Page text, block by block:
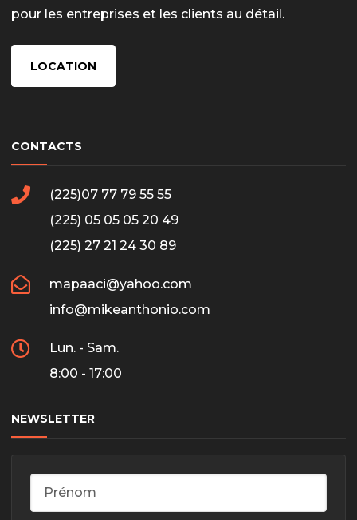
pour les entreprises et les clients au détail.
LOCATION
CONTACTS
(225)07 77 79 55 55
(225) 05 05 05 20 49
(225) 27 21 24 30 89
mapaaci@yahoo.com
info@mikeanthonio.com
Lun. - Sam.
8:00 - 17:00
NEWSLETTER